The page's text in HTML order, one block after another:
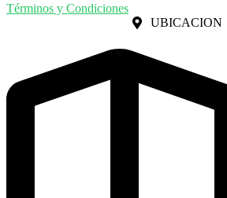
Términos y Condiciones
UBICACION